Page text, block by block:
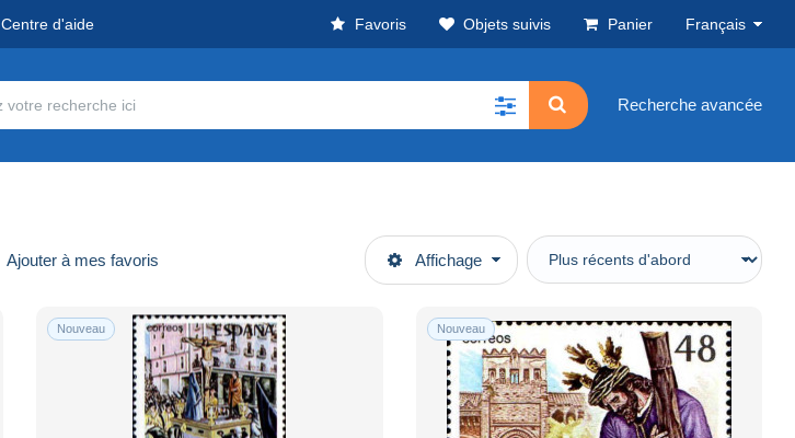
Centre d'aide Favoris Objets suivis Panier Français
Recherche avancée
Ajouter à mes favoris Affichage
Nouveau Nouveau